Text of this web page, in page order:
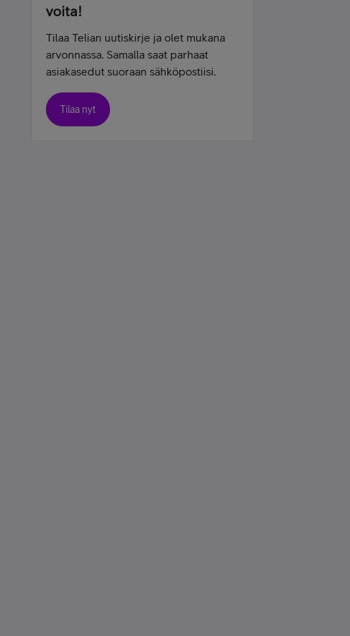
voita!
Tilaa Telian uutiskirje ja olet mukana
arvonnassa. Samalla saat parhaat
asiakasedut suoraan sähköpostiisi.
Tilaa nyt